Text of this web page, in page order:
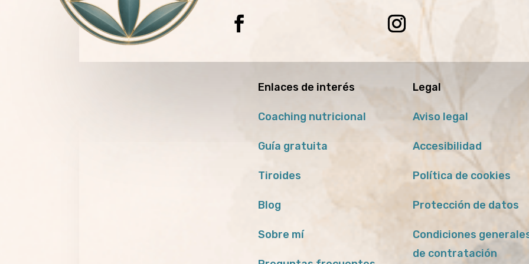
Enlaces de interés
Coaching nutricional
Guía gratuita
Tiroides
Blog
Sobre mí
Legal
Aviso legal
Accesibilidad
Política de cookies
Protección de datos
Condiciones
de contratación